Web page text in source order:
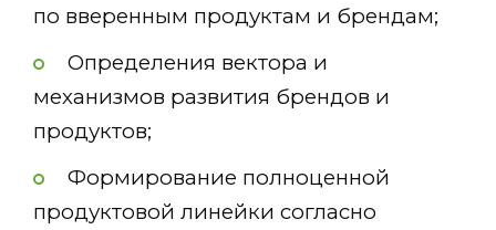
по вверенным продуктам и брендам;
Определения вектора и
механизмов развития брендов и
продуктов;
Формирование полноценной
продуктовой линейки согласно